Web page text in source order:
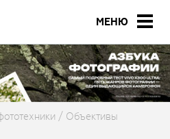
МЕНЮ
Объективы